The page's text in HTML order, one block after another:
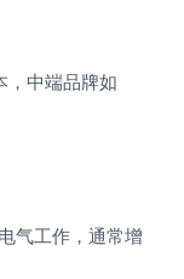
中端品牌如
气工作，通常增